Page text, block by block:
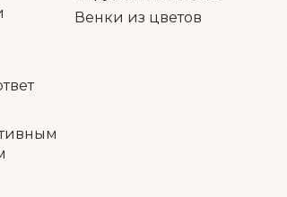
Венки из цветов